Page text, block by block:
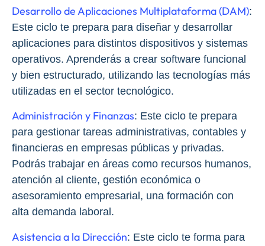
Desarrollo de Aplicaciones Multiplataforma (DAM):
Este ciclo te prepara para diseñar y desarrollar
aplicaciones para distintos dispositivos y sistemas
operativos. Aprenderás a crear software funcional
y bien estructurado, utilizando las tecnologías más
utilizadas en el sector tecnológico.
Administración y Finanzas: Este ciclo te prepara
para gestionar tareas administrativas, contables y
financieras en empresas públicas y privadas.
Podrás trabajar en áreas como recursos humanos,
atención al cliente, gestión económica o
asesoramiento empresarial, una formación con
alta demanda laboral.
Asistencia a la Dirección: Este ciclo te forma para